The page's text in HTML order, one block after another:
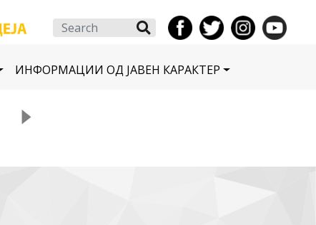
Search
ИНФОРМАЦИИ ОД ЈАВЕН КАРАКТЕР